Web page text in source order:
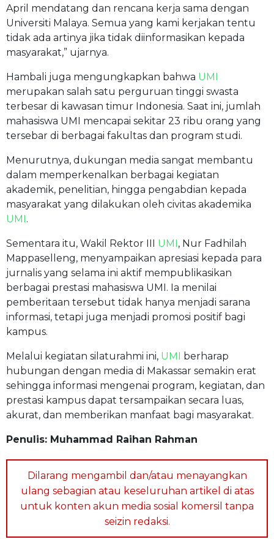
April mendatang dan rencana kerja sama dengan
Universiti Malaya. Semua yang kami kerjakan tentu
tidak ada artinya jika tidak diinformasikan kepada
masyarakat,” ujarnya.
Hambali juga mengungkapkan bahwa UMI
merupakan salah satu perguruan tinggi swasta
terbesar di kawasan timur Indonesia. Saat ini, jumlah
mahasiswa UMI mencapai sekitar 23 ribu orang yang
tersebar di berbagai fakultas dan program studi.
Menurutnya, dukungan media sangat membantu
dalam memperkenalkan berbagai kegiatan
akademik, penelitian, hingga pengabdian kepada
masyarakat yang dilakukan oleh civitas akademika
UMI.
Sementara itu, Wakil Rektor III UMI, Nur Fadhilah
Mappaselleng, menyampaikan apresiasi kepada para
jurnalis yang selama ini aktif mempublikasikan
berbagai prestasi mahasiswa UMI. Ia menilai
pemberitaan tersebut tidak hanya menjadi sarana
informasi, tetapi juga menjadi promosi positif bagi
kampus.
Melalui kegiatan silaturahmi ini, UMI berharap
hubungan dengan media di Makassar semakin erat
sehingga informasi mengenai program, kegiatan, dan
prestasi kampus dapat tersampaikan secara luas,
akurat, dan memberikan manfaat bagi masyarakat.
Penulis: Muhammad Raihan Rahman
Dilarang mengambil dan/atau menayangkan
ulang sebagian atau keseluruhan artikel di atas
untuk konten akun media sosial komersil tanpa
seizin redaksi.